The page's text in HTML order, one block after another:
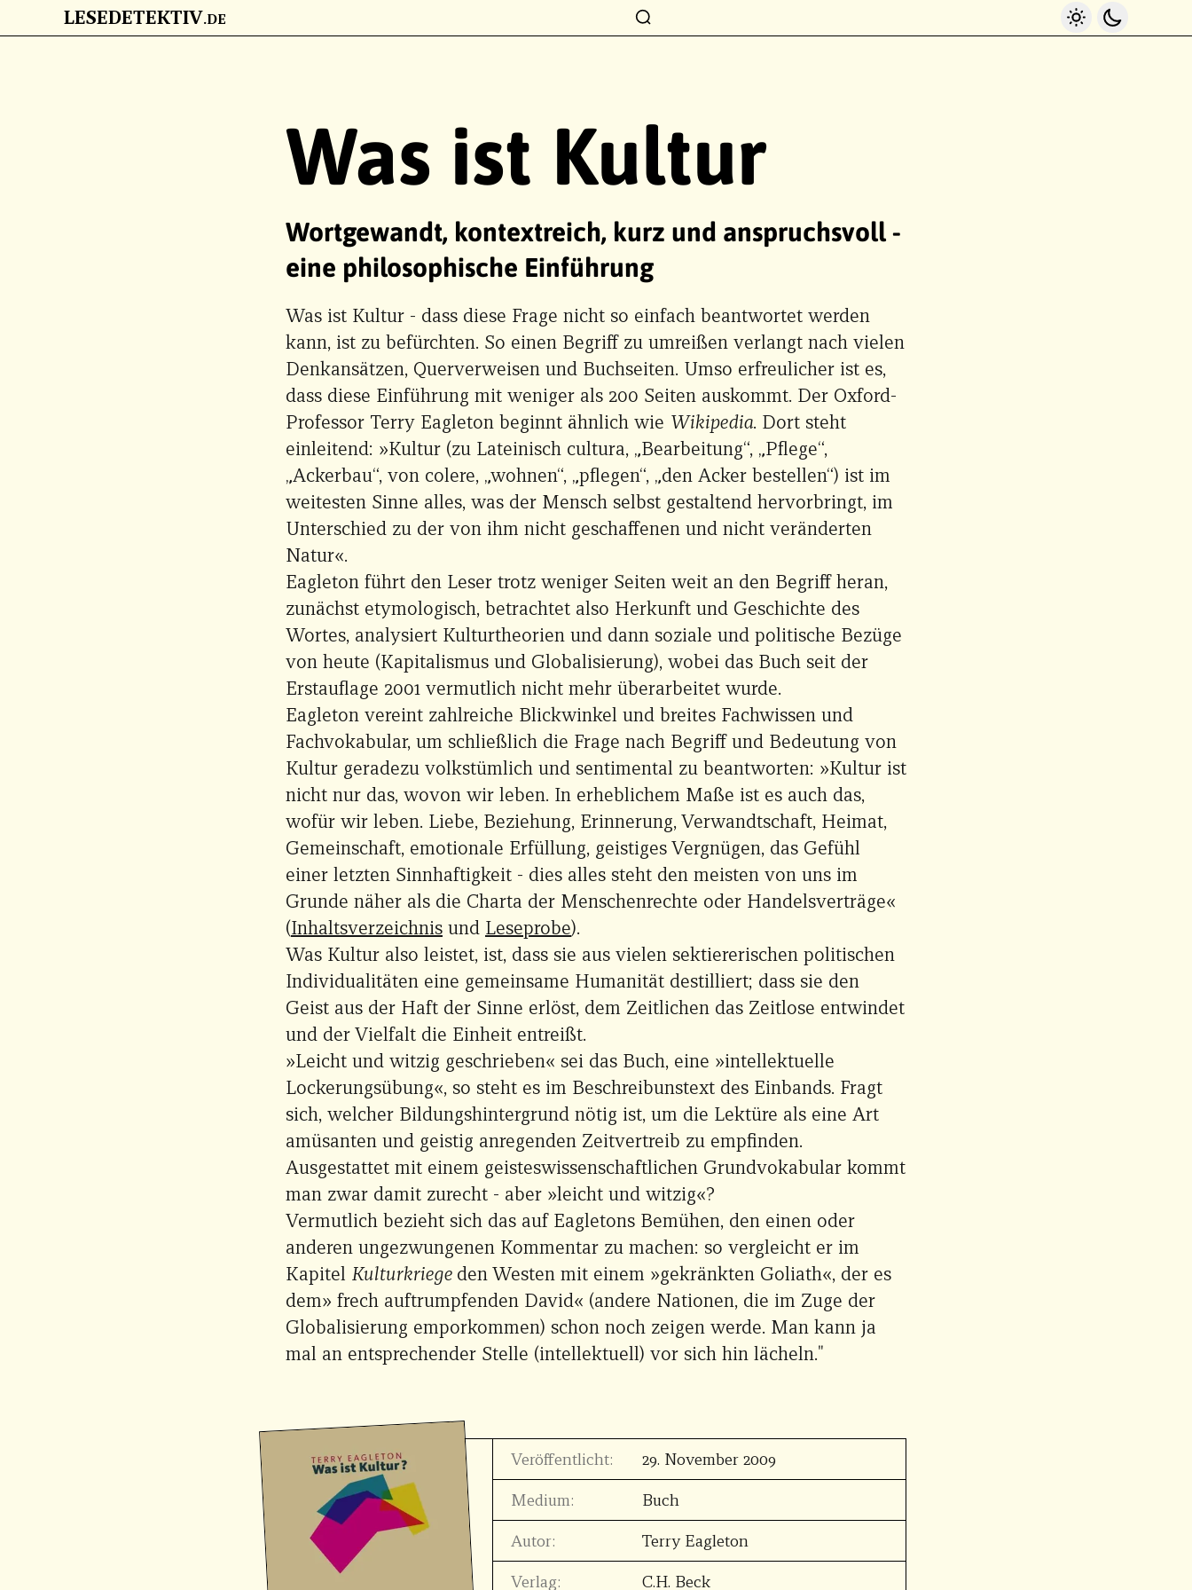
ZUM HAUPTINHALT
LESEDETEKTIV.DE Light Mode
Dark
Was ist Kultur
Wortgewandt, kontextreich, kurz und anspruchsvoll -
eine philosophische Einführung
Was ist Kultur - dass diese Frage nicht so einfach beantwortet werden
kann, ist zu befürchten. So einen Begriff zu umreißen verlangt nach vielen
Denkansätzen, Querverweisen und Buchseiten. Umso erfreulicher ist es,
dass diese Einführung mit weniger als 200 Seiten auskommt. Der Oxford-
Professor Terry Eagleton beginnt ähnlich wie Wikipedia. Dort steht
einleitend: »Kultur (zu Lateinisch cultura, „Bearbeitung“, „Pflege“,
„Ackerbau“, von colere, „wohnen“, „pflegen“, „den Acker bestellen“) ist im
weitesten Sinne alles, was der Mensch selbst gestaltend hervorbringt, im
Unterschied zu der von ihm nicht geschaffenen und nicht veränderten
Natur«.
Eagleton führt den Leser trotz weniger Seiten weit an den Begriff heran,
zunächst etymologisch, betrachtet also Herkunft und Geschichte des
Wortes, analysiert Kulturtheorien und dann soziale und politische Bezüge
von heute (Kapitalismus und Globalisierung), wobei das Buch seit der
Erstauflage 2001 vermutlich nicht mehr überarbeitet wurde.
Eagleton vereint zahlreiche Blickwinkel und breites Fachwissen und
Fachvokabular, um schließlich die Frage nach Begriff und Bedeutung von
Kultur geradezu volkstümlich und sentimental zu beantworten: »Kultur ist
nicht nur das, wovon wir leben. In erheblichem Maße ist es auch das,
wofür wir leben. Liebe, Beziehung, Erinnerung, Verwandtschaft, Heimat,
Gemeinschaft, emotionale Erfüllung, geistiges Vergnügen, das Gefühl
einer letzten Sinnhaftigkeit - dies alles steht den meisten von uns im
Grunde näher als die Charta der Menschenrechte oder Handelsverträge«
(Inhaltsverzeichnis und Leseprobe).
Was Kultur also leistet, ist, dass sie aus vielen sektiererischen politischen
Individualitäten eine gemeinsame Humanität destilliert; dass sie den
Geist aus der Haft der Sinne erlöst, dem Zeitlichen das Zeitlose entwindet
und der Vielfalt die Einheit entreißt.
»Leicht und witzig geschrieben« sei das Buch, eine »intellektuelle
Lockerungsübung«, so steht es im Beschreibunstext des Einbands. Fragt
sich, welcher Bildungshintergrund nötig ist, um die Lektüre als eine Art
amüsanten und geistig anregenden Zeitvertreib zu empfinden.
Ausgestattet mit einem geisteswissenschaftlichen Grundvokabular kommt
man zwar damit zurecht - aber »leicht und witzig«?
Vermutlich bezieht sich das auf Eagletons Bemühen, den einen oder
anderen ungezwungenen Kommentar zu machen: so vergleicht er im
Kapitel Kulturkriege den Westen mit einem »gekränkten Goliath«, der es
dem» frech auftrumpfenden David« (andere Nationen, die im Zuge der
Globalisierung emporkommen) schon noch zeigen werde. Man kann ja
mal an entsprechender Stelle (intellektuell) vor sich hin lächeln."
Veröffentlicht:
29. November 2009
Medium:
Buch
Autor:
Terry Eagleton
Verlag:
C.H. Beck